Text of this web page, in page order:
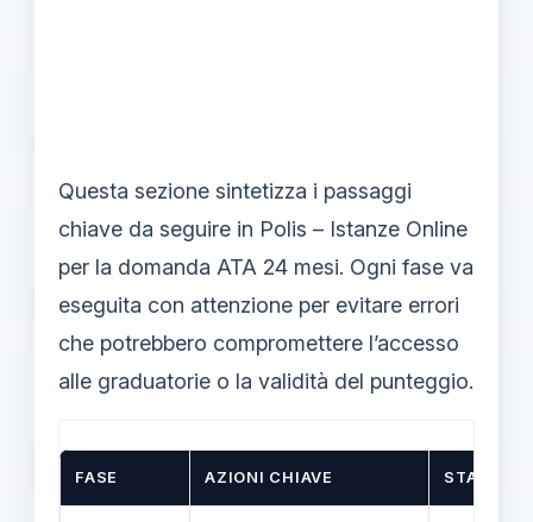
Questa sezione sintetizza i passaggi
chiave da seguire in Polis – Istanze Online
per la domanda ATA 24 mesi. Ogni fase va
eseguita con attenzione per evitare errori
che potrebbero compromettere l’accesso
alle graduatorie o la validità del punteggio.
FASE AZIONI CHIAVE STATO